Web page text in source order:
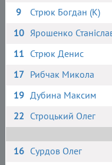
9
Стрюк Богдан (К)
10 Ярошенко
11 Стрюк Денис
17 Рибчак Микола
19 Дубина Максим
22 Строцький Олег
16 Сурдов Олег